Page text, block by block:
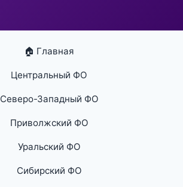
🏠 Главная
Центральный ФО
Северо-Западный ФО
Приволжский ФО
Уральский ФО
Сибирский ФО